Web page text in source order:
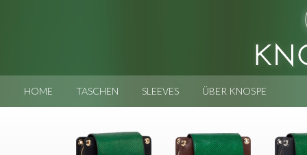
HOME TASCHEN SLEEVES ÜBER KNOSPE